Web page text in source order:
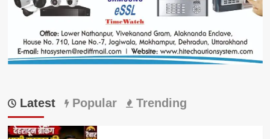
Latest Popular Trending